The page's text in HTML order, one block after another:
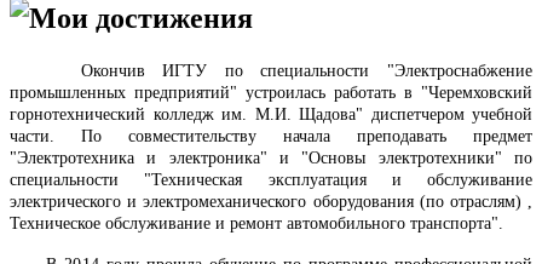
Мои достижения
Окончив ИГТУ по специальности "Электроснабжение
промышленных предприятий" устроилась работать в "Черемховский
горнотехнический колледж им. М.И. Щадова" диспетчером учебной
части. По совместительству начала преподавать предмет
"Электротехника и электроника" и "Основы электротехники" по
специальности "Техническая эксплуатация и обслуживание
электрического и электромеханического оборудования (по отраслям) ,
Техническое обслуживание и ремонт автомобильного транспорта".